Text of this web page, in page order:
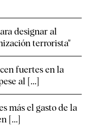
designar al
terrorista"
fuertes en la
al [...]
más el gasto de la
[...]